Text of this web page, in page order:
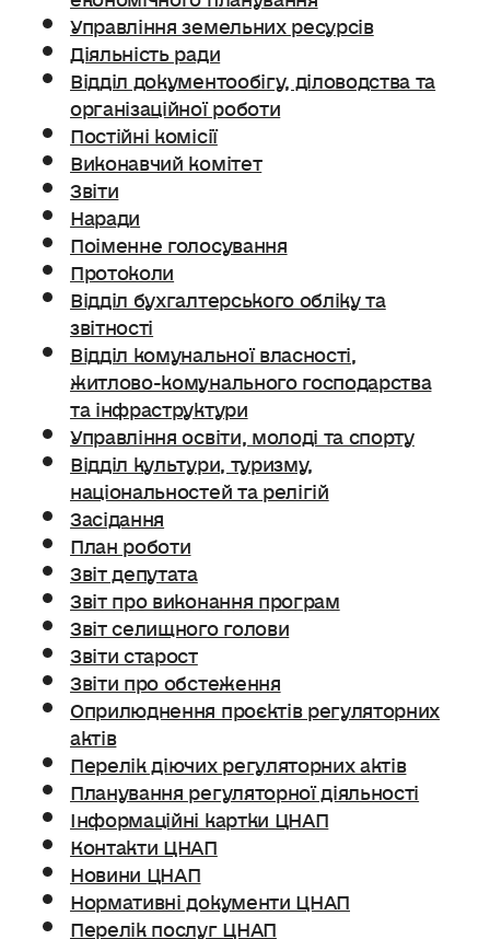
Управління земельних ресурсів
Діяльність ради
Відділ документообігу, діловодства та
організаційної роботи
Постійні комісії
Виконавчий комітет
Звіти
Наради
Поіменне голосування
Протоколи
Відділ бухгалтерського обліку та
звітності
Відділ комунальної власності,
житлово-комунального господарства
та інфраструктури
Управління освіти, молоді та спорту
Відділ культури, туризму,
національностей та релігій
Засідання
План роботи
Звіт депутата
Звіт про виконання програм
Звіт селищного голови
Звіти старост
Звіти про обстеження
Оприлюднення проєктів регуляторних
актів
Перелік діючих регуляторних актів
Планування регуляторної діяльності
Інформаційні картки ЦНАП
Контакти ЦНАП
Новини ЦНАП
Нормативні документи ЦНАП
Перелік послуг ЦНАП